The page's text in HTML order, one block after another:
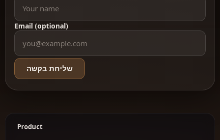
Email (optional)
שליחת בקשה
Product